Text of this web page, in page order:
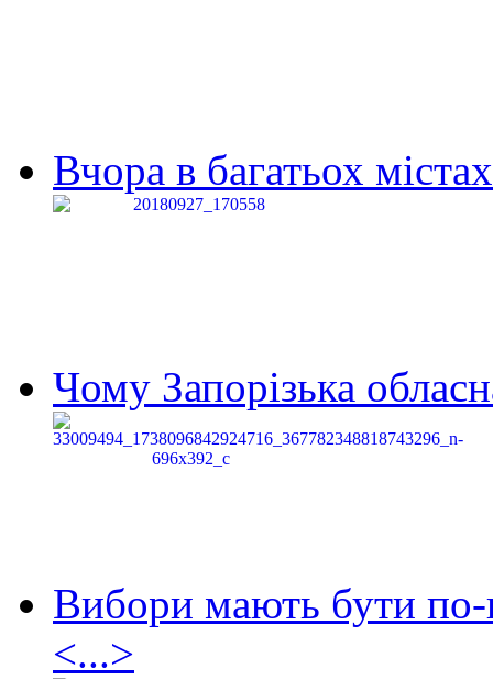
Вчора в багатьох
Чому Запорізька
Вибори мають бути по-
<...>